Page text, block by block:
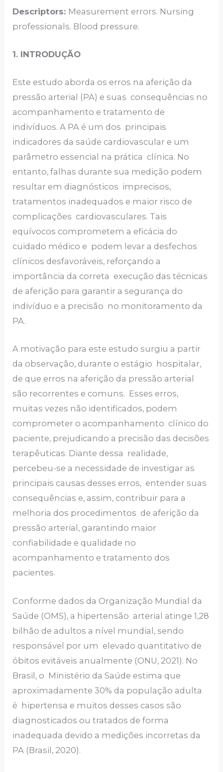
Descriptors: Measurement errors. Nursing
professionals. Blood pressure.
1. INTRODUÇÃO
Este estudo aborda os erros na aferição da
pressão arterial (PA) e suas consequências no
acompanhamento e tratamento de
indivíduos. A PA é um dos principais
indicadores da saúde cardiovascular e um
parâmetro essencial na prática clínica. No
entanto, falhas durante sua medição podem
resultar em diagnósticos imprecisos,
tratamentos inadequados e maior risco de
complicações cardiovasculares. Tais
equívocos comprometem a eficácia do
cuidado médico e podem levar a desfechos
clínicos desfavoráveis, reforçando a
importância da correta execução das técnicas
de aferição para garantir a segurança do
indivíduo e a precisão no monitoramento da
PA.
A motivação para este estudo surgiu a partir
da observação, durante o estágio hospitalar,
de que erros na aferição da pressão arterial
são recorrentes e comuns. Esses erros,
muitas vezes não identificados, podem
comprometer o acompanhamento clínico do
paciente, prejudicando a precisão das decisões
terapêuticas. Diante dessa realidade,
percebeu-se a necessidade de investigar as
principais causas desses erros, entender suas
consequências e, assim, contribuir para a
melhoria dos procedimentos de aferição da
pressão arterial, garantindo maior
confiabilidade e qualidade no
acompanhamento e tratamento dos
pacientes.
Conforme dados da Organização Mundial da
Saúde (OMS), a hipertensão arterial atinge 1,28
bilhão de adultos a nível mundial, sendo
responsável por um elevado quantitativo de
óbitos evitáveis anualmente (ONU, 2021). No
Brasil, o Ministério da Saúde estima que
aproximadamente 30% da população adulta
é hipertensa e muitos desses casos são
diagnosticados ou tratados de forma
inadequada devido a medições incorretas da
PA (Brasil, 2020).